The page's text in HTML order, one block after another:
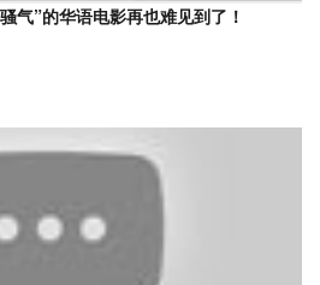
气”的华语电影再也难见到了！